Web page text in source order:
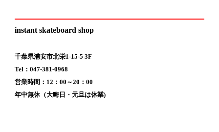
instant skateboard shop
千葉県浦安市北栄1-15-5 3F
Tel：047-381-0968
営業時間：12：00～20：00
年中無休（大晦日・元旦は休業)